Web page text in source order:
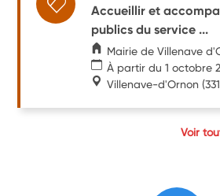
Accueillir et
publics du service ...
Mairie de Villenave
À partir du 1 octobre
Villenave-d'Ornon
Voir